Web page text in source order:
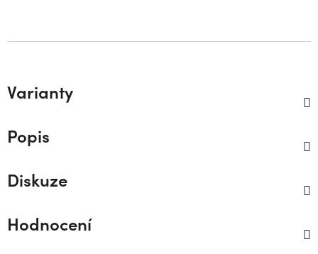
Varianty
Popis
Diskuze
Hodnocení